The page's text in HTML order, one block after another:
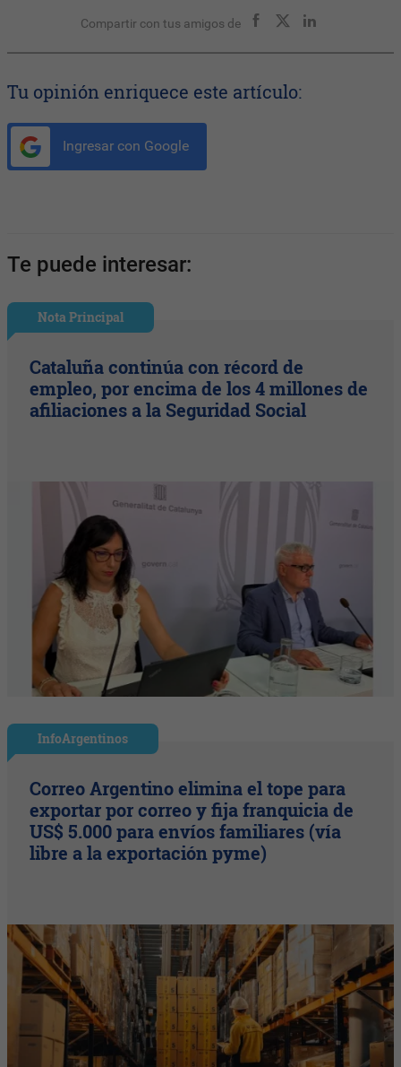
Compartir con tus amigos de
Tu opinión enriquece este artículo:
Ingresar con Google
Te puede interesar:
Nota Principal
Cataluña continúa con récord de
empleo, por encima de los 4 millones de
afiliaciones a la Seguridad Social
InfoArgentinos
Correo Argentino elimina el tope para
exportar por correo y fija franquicia de
US$ 5.000 para envíos familiares (vía
libre a la exportación pyme)